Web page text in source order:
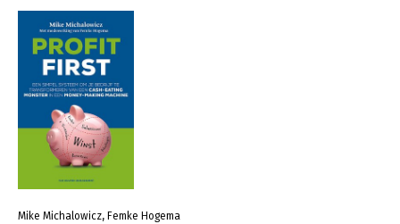
Mike Michalowicz, Femke Hogema